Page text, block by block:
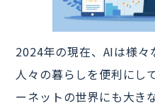
2024年の現在、AIは様々
人々の暮らしを便利にし
ーネットの世界にも大き